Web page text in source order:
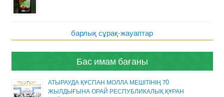
барлық сұрақ-жауаптар
Бас имам бағаны
АТЫРАУДА ҚҰСПАН МОЛЛА МЕШІТІНІҢ 70
ЖЫЛДЫҒЫНА ОРАЙ РЕСПУБЛИКАЛЫҚ ҚҰРАН